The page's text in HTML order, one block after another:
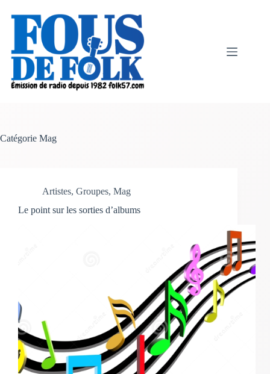
Catégorie Mag
Artistes, Groupes, Mag
Le point sur les sorties d’albums